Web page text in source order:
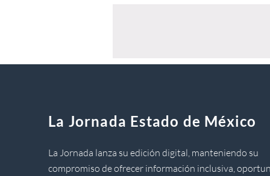
La Jornada Estado de México
La Jornada lanza su edición digital, manteniendo su
compromiso de ofrecer información inclusiva,